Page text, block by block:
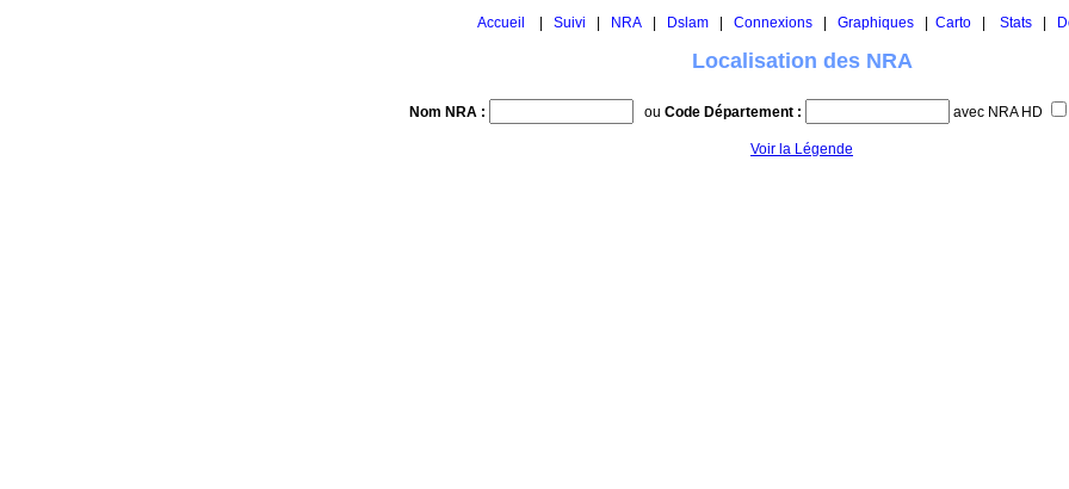
Accueil Suivi NRA Dslam Connexions Graphiques Carto Stats
Localisation des NRA
Nom NRA : ou Code Département : avec NRA HD
Voir la Légende